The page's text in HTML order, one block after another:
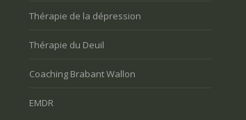
Thérapie de la dépression
Thérapie du Deuil
Coaching Brabant Wallon
EMDR